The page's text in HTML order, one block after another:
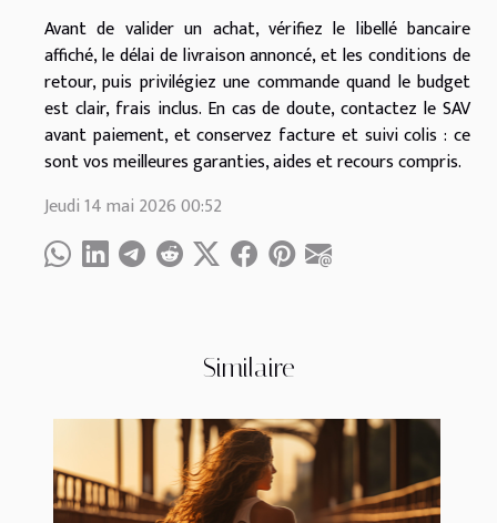
Similaire
Avant de valider un achat, vérifiez le libellé bancaire
affiché, le délai de livraison annoncé, et les conditions de
retour, puis privilégiez une commande quand le budget
est clair, frais inclus. En cas de doute, contactez le SAV
avant paiement, et conservez facture et suivi colis : ce
sont vos meilleures garanties, aides et recours compris.
Jeudi 14 mai 2026 00:52